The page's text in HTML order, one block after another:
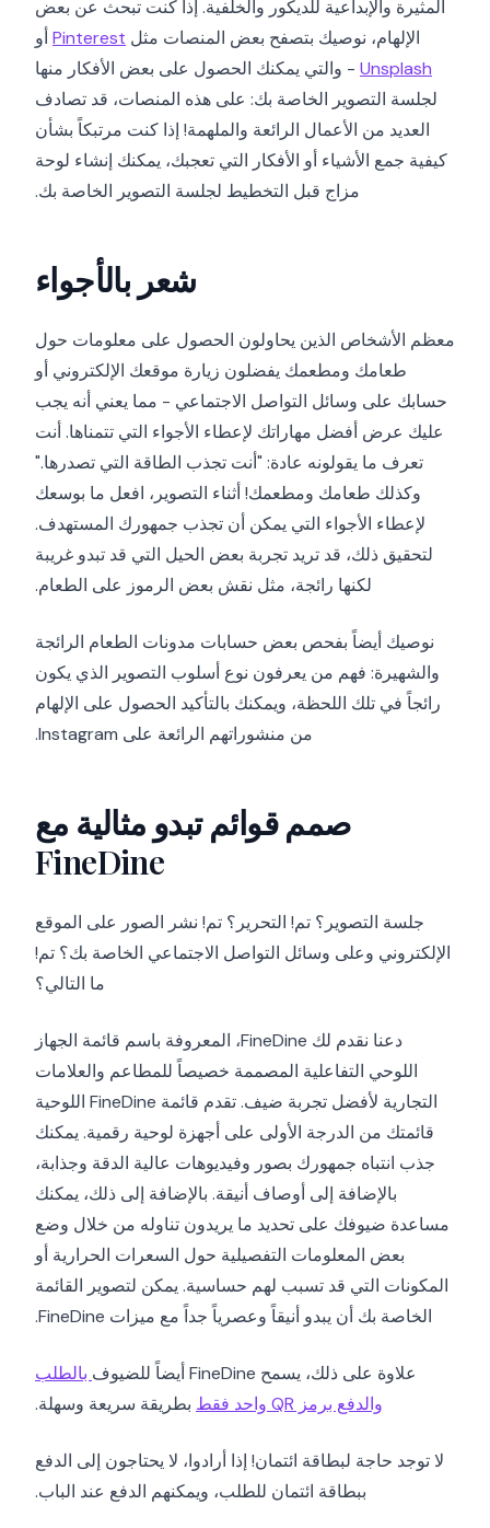
المثيرة والإبداعية للديكور والخلفية. إذا كنت تبحث عن بعض
الإلهام، نوصيك بتصفح بعض المنصات مثل Pinterest أو
Unsplash - والتي يمكنك الحصول على بعض الأفكار منها
لجلسة التصوير الخاصة بك: على هذه المنصات، قد تصادف
العديد من الأعمال الرائعة والملهمة! إذا كنت مرتبكاً بشأن
كيفية جمع الأشياء أو الأفكار التي تعجبك، يمكنك إنشاء لوحة
مزاج قبل التخطيط لجلسة التصوير الخاصة بك.
شعر بالأجواء
معظم الأشخاص الذين يحاولون الحصول على معلومات حول
طعامك ومطعمك يفضلون زيارة موقعك الإلكتروني أو
حسابك على وسائل التواصل الاجتماعي - مما يعني أنه يجب
عليك عرض أفضل مهاراتك لإعطاء الأجواء التي تتمناها. أنت
تعرف ما يقولونه عادة: "أنت تجذب الطاقة التي تصدرها."
وكذلك طعامك ومطعمك! أثناء التصوير، افعل ما بوسعك
لإعطاء الأجواء التي يمكن أن تجذب جمهورك المستهدف.
لتحقيق ذلك، قد تريد تجربة بعض الحيل التي قد تبدو غريبة
لكنها رائجة، مثل نقش بعض الرموز على الطعام.
نوصيك أيضاً بفحص بعض حسابات مدونات الطعام الرائجة
والشهيرة: فهم من يعرفون نوع أسلوب التصوير الذي يكون
رائجاً في تلك اللحظة، ويمكنك بالتأكيد الحصول على الإلهام
من منشوراتهم الرائعة على Instagram.
صمم قوائم تبدو مثالية مع
FineDine
جلسة التصوير؟ تم! التحرير؟ تم! نشر الصور على الموقع
الإلكتروني وعلى وسائل التواصل الاجتماعي الخاصة بك؟ تم!
ما التالي؟
دعنا نقدم لك FineDine، المعروفة باسم قائمة الجهاز
اللوحي التفاعلية المصممة خصيصاً للمطاعم والعلامات
التجارية لأفضل تجربة ضيف. تقدم قائمة FineDine اللوحية
قائمتك من الدرجة الأولى على أجهزة لوحية رقمية. يمكنك
جذب انتباه جمهورك بصور وفيديوهات عالية الدقة وجذابة،
بالإضافة إلى أوصاف أنيقة. بالإضافة إلى ذلك، يمكنك
مساعدة ضيوفك على تحديد ما يريدون تناوله من خلال وضع
بعض المعلومات التفصيلية حول السعرات الحرارية أو
المكونات التي قد تسبب لهم حساسية. يمكن لتصوير القائمة
الخاصة بك أن يبدو أنيقاً وعصرياً جداً مع ميزات FineDine.
علاوة على ذلك، يسمح FineDine أيضاً للضيوف
بالطلب
والدفع برمز QR واحد فقط
بطريقة سريعة وسهلة.
لا توجد حاجة لبطاقة ائتمان! إذا أرادوا، لا يحتاجون إلى الدفع
ببطاقة ائتمان للطلب، ويمكنهم الدفع عند الباب.